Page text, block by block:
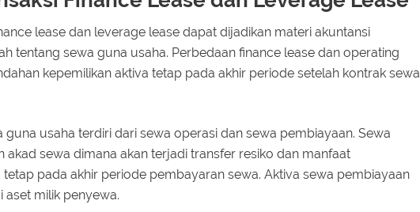
lease dan leverage lease dapat dijadikan materi akuntansi
tentang sewa guna usaha. Perbedaan finance lease dan operating
kepemilikan aktiva tetap pada akhir periode setelah kontrak sewa
guna usaha terdiri dari sewa operasi dan sewa pembiayaan. Sewa
akad sewa dimana akan terjadi transfer resiko dan manfaat
pada akhir periode pembayaran sewa. Aktiva sewa pembiayaan
aset milik penyewa.